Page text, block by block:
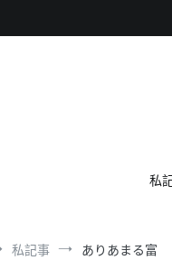
私
私記事 ありあまる富